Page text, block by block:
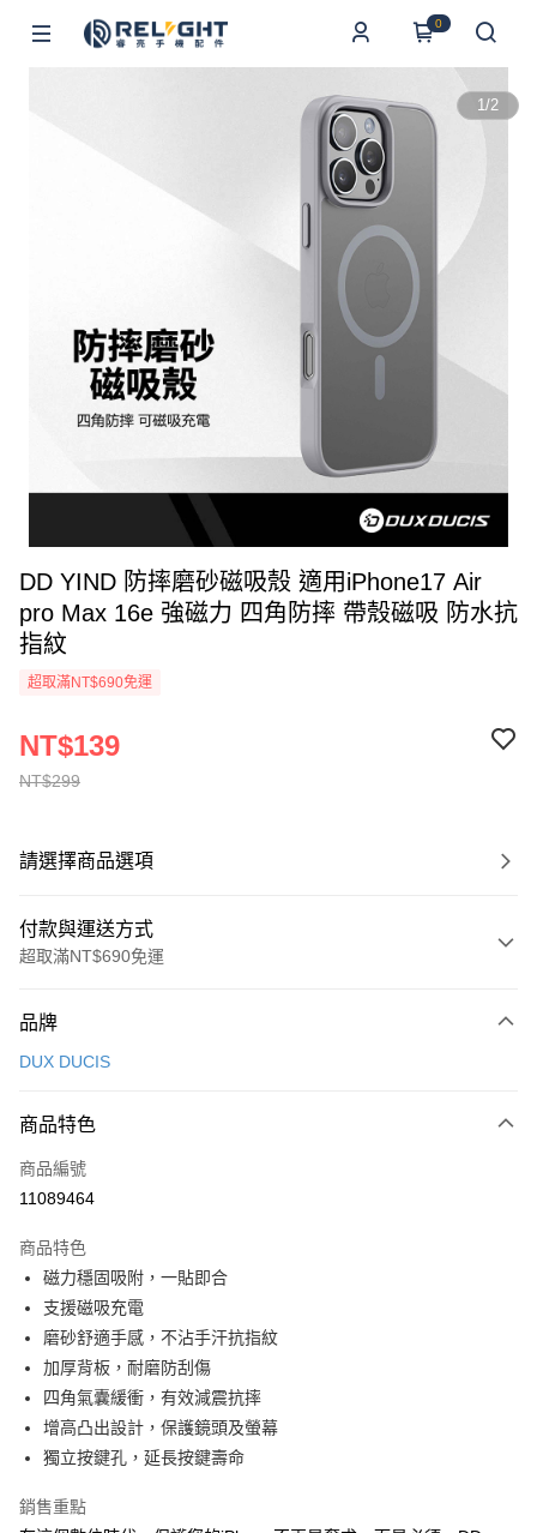
0
1/2
DD YIND 防摔磨砂磁吸殼 適用iPhone17 Air
pro Max 16e 強磁力 四角防摔 帶殼磁吸 防水抗
指紋
超取滿NT$690免運
NT$299
NT$139
請選擇商品選項
付款與運送方式
超取滿NT$690免運
信用卡一次付款
LINE Pay
Apple Pay
悠遊付
ATM付款
運送方式
全家取貨付款
每筆NT$65，滿NT$690(含以上)免運費
每筆NT$65，滿NT$690(含以上)免運費
品牌
DUX DUCIS
商品特色
商品編號
11089464
商品特色
磁力穩固吸附，一貼即合
支援磁吸充電
磨砂舒適手感，不沾手汗抗指紋
加厚背板，耐磨防刮傷
四角氣囊緩衝，有效減震抗摔
增高凸出設計，保護鏡頭及螢幕
獨立按鍵孔，延長按鍵壽命
銷售重點